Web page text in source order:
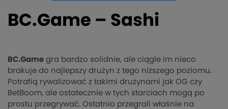
BC.Game – Sashi
BC.Game gra bardzo solidnie, ale ciągle im nieco
brakuje do najlepszy drużyn z tego niższego poziomu.
Potrafią rywalizować z takimi drużynami jak OG czy
BetBoom, ale ostatecznie w tych starciach mogą po
prostu przegrywać. Ostatnio przegrali właśnie na